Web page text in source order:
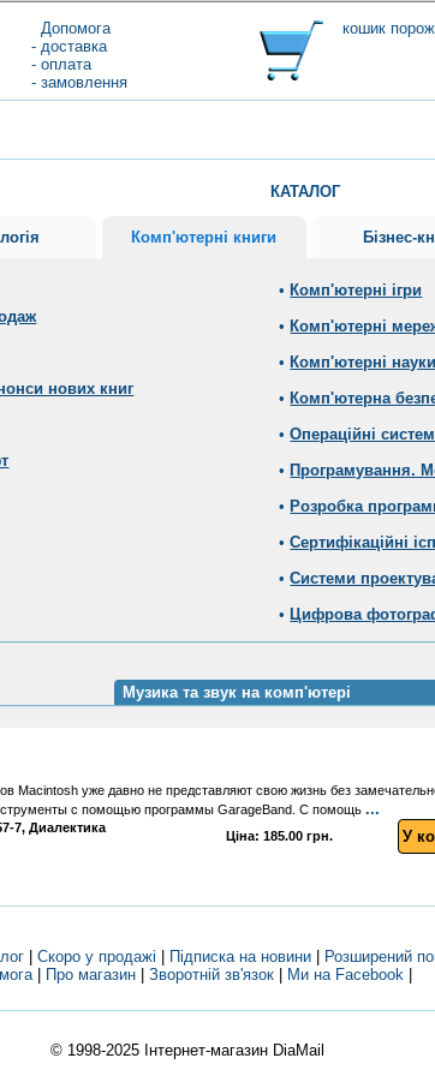
Допомога
- доставка
- оплата
- замовлення
кошик
КАТАЛОГ
Комп'ютерні книги Бізнес-
нових книг
• Комп'ютерні ігри
• Комп'ютерні
• Комп'ютерні науки
• Комп'ютерна
• Операційні
• Програмування.
• Розробка
• Сертифікаційні
• Системи
• Цифрова
Музика та звук на комп'ютері
Macintosh уже давно не представляют свою жизнь без
с помощью программы GarageBand. С помощь...
7, Диалектика
Ціна: 185.00 грн. У
|Скоро у продажі Підписка на новини Розширений
| Про магазин Зворотній зв'язок| Ми на Facebook|
© 1998-2025 Інтернет-магазин DiaMail